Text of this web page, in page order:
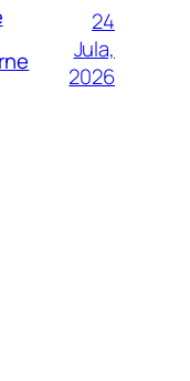
24
Jula,
2026